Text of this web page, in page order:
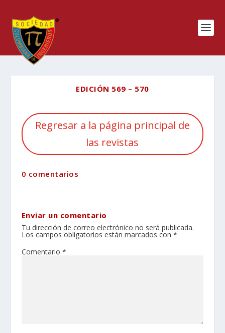
EDICIÓN 569 – 570
Regresar a la página principal de
las revistas
0 comentarios
Enviar un comentario
Tu dirección de correo electrónico no será publicada.
Los campos obligatorios están marcados con *
Comentario *